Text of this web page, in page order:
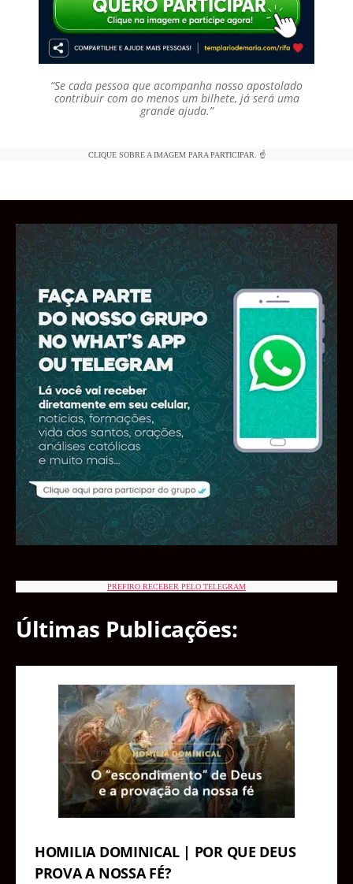
“Se cada pessoa que acompanha nosso apostolado
contribuir com ao menos um bilhete, já será uma
grande ajuda.”
CLIQUE SOBRE A IMAGEM PARA PARTICIPAR. ☝️
PREFIRO RECEBER PELO TELEGRAM
Últimas Publicações:
HOMILIA DOMINICAL | POR QUE DEUS
PROVA A NOSSA FÉ?